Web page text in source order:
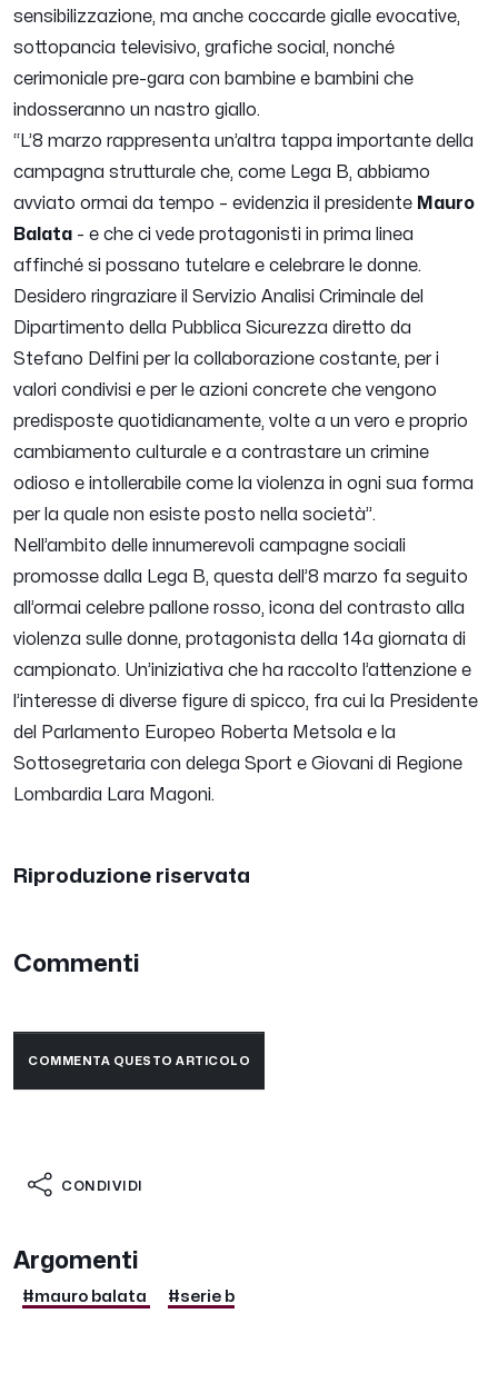
sensibilizzazione, ma anche coccarde gialle evocative,
sottopancia televisivo, grafiche social, nonché
cerimoniale pre-gara con bambine e bambini che
indosseranno un nastro giallo.
“ L’8 marzo rappresenta un’altra tappa importante della
campagna strutturale che, come Lega B, abbiamo
avviato ormai da tempo – evidenzia il presidente Mauro
Balata - e che ci vede protagonisti in prima linea
affinché si possano tutelare e celebrare le donne.
Desidero ringraziare il Servizio Analisi Criminale del
Dipartimento della Pubblica Sicurezza diretto da
Stefano Delfini per la collaborazione costante, per i
valori condivisi e per le azioni concrete che vengono
predisposte quotidianamente, volte a un vero e proprio
cambiamento culturale e a contrastare un crimine
odioso e intollerabile come la violenza in ogni sua forma
per la quale non esiste posto nella società”.
Nell’ambito delle innumerevoli campagne sociali
promosse dalla Lega B, questa dell’8 marzo fa seguito
all’ormai celebre pallone rosso, icona del contrasto alla
violenza sulle donne, protagonista della 14a giornata di
campionato. Un’iniziativa che ha raccolto l’attenzione e
l’interesse di diverse figure di spicco, fra cui la Presidente
del Parlamento Europeo Roberta Metsola e la
Sottosegretaria con delega Sport e Giovani di Regione
Lombardia Lara Magoni.
Riproduzione riservata
Commenti
COMMENTA QUESTO ARTICOLO
CONDIVIDI
Argomenti
#mauro balata #serie b